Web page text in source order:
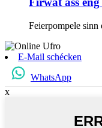
Feierpompele
E-Mail schécken
WhatsApp
x